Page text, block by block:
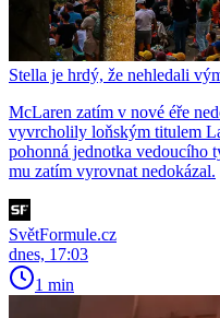
Stella je hrdý, že nehledali
McLaren zatím v nové éře
vyvrcholily loňským titulem
pohonná jednotka vedoucího
mu zatím vyrovnat nedokázal.
SvětFormule.cz
dnes, 17:03
1 min